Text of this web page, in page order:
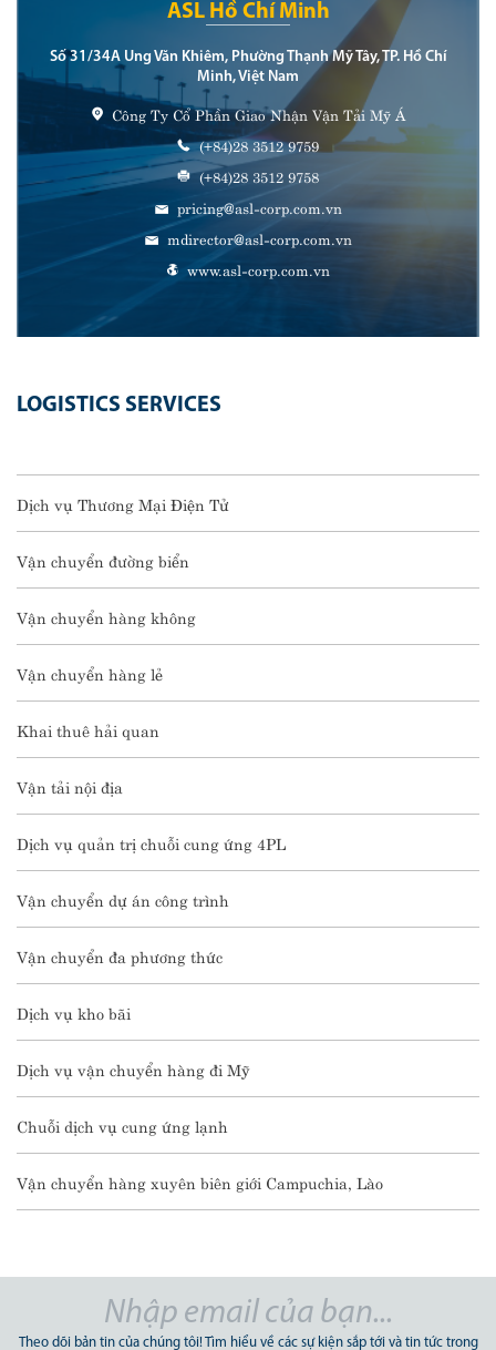
ASL Hồ Chí Minh
Số 31/34A Ung Văn Khiêm, Phường Thạnh Mỹ Tây, TP. Hồ Chí
Minh, Việt Nam
Công Ty Cổ Phần Giao Nhận Vận Tải Mỹ Á
(+84)28 3512 9759
(+84)28 3512 9758
pricing@asl-corp.com.vn
mdirector@asl-corp.com.vn
www.asl-corp.com.vn
LOGISTICS SERVICES
Dịch vụ Thương Mại Điện Tử
Vận chuyển đường biển
Vận chuyển hàng không
Vận chuyển hàng lẻ
Khai thuê hải quan
Vận tải nội địa
Dịch vụ quản trị chuỗi cung ứng 4PL
Vận chuyển dự án công trình
Vận chuyển đa phương thức
Dịch vụ kho bãi
Dịch vụ vận chuyển hàng đi Mỹ
Chuỗi dịch vụ cung ứng lạnh
Vận chuyển hàng xuyên biên giới Campuchia, Lào
Theo dõi bản tin của chúng tôi! Tìm hiểu về các sự kiện sắp tới và tin tức trong